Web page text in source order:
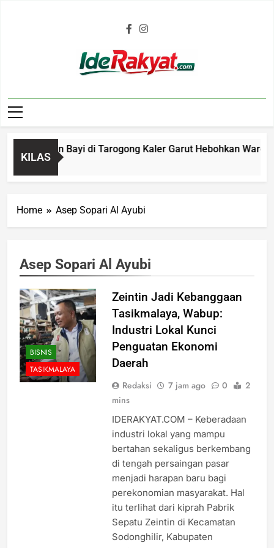
Iderakyat.com
KILAS
Janin Bayi di Tarogong Kaler Garut Hebohkan Warga, Polisi
Home Asep Sopari Al Ayubi
Asep Sopari Al Ayubi
BISNIS
TASIKMALAYA
Zeintin Jadi Kebanggaan
Tasikmalaya, Wabup:
Industri Lokal Kunci
Penguatan Ekonomi
Daerah
Redaksi 7 jam ago 0
2
mins
IDERAKYAT.COM – Keberadaan
industri lokal yang mampu
bertahan sekaligus berkembang
di tengah persaingan pasar
menjadi harapan baru bagi
perekonomian masyarakat. Hal
itu terlihat dari kiprah Pabrik
Sepatu Zeintin di Kecamatan
Sodonghilir, Kabupaten